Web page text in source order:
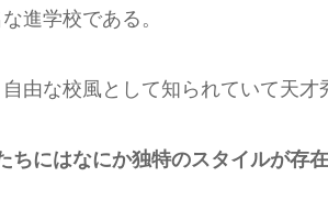
進学校である。
由な校風として知られていて天才
ちにはなにか独特のスタイルが存在